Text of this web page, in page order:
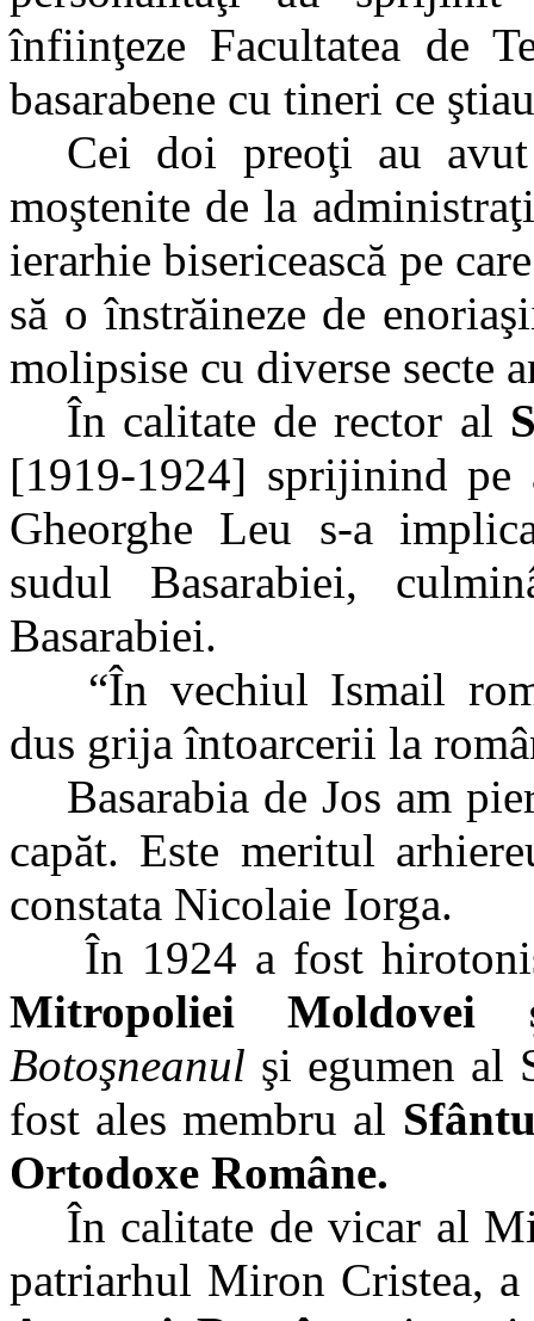
înfiinţeze Facultatea de
basarabene cu tineri ce
Cei doi preoţi au
moştenite de la
ierarhie bisericească pe
să o înstrăineze de
molipsise cu diverse secte
În calitate de rector al
[1919-1924] sprijinind pe
Gheorghe Leu s-a
sudul Basarabiei,
Basarabiei.
“În vechiul Ismail
dus grija întoarcerii la
Basarabia de Jos am
capăt. Este meritul
constata Nicolaie Iorga.
În 1924 a fost
Mitropoliei Moldovei
Botoşneanul şi egumen al
fost ales membru al
Ortodoxe Române.
În calitate de vicar al
patriarhul Miron Cristea,